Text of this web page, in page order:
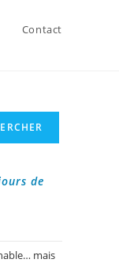
Contact
de
mais